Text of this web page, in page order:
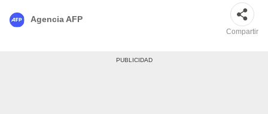
Agencia AFP
Compartir